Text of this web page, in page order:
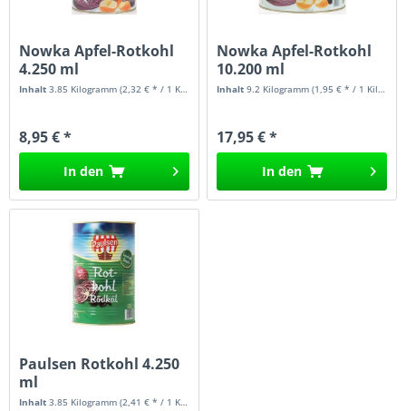
Nowka Apfel-Rotkohl
4.250 ml
Inhalt3.85 Kilogramm(2,32 € * / 1 Kilogramm)
8,95 € *
In den
Nowka Apfel-Rotkohl
10.200 ml
Inhalt9.2 Kilogramm(1,95 € * / 1 Kilogramm)
17,95 € *
In den
Paulsen Rotkohl 4.250
ml
Inhalt3.85 Kilogramm(2,41 € * / 1 Kilogramm)